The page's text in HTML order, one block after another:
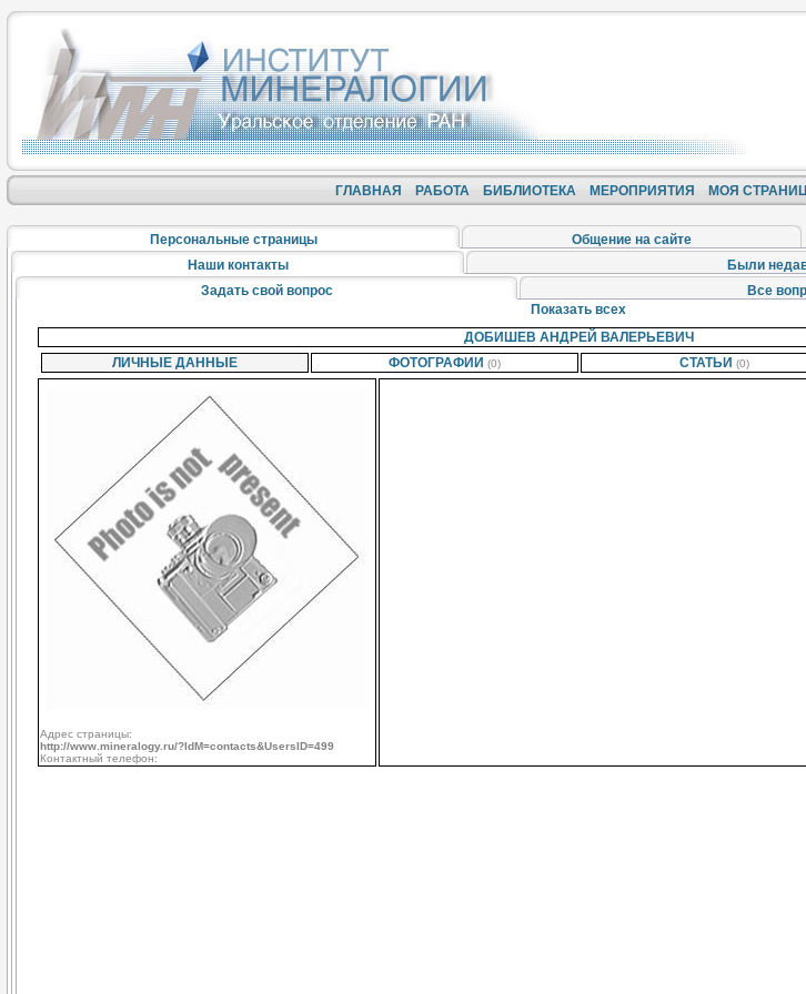
ГЛАВНАЯ РАБОТА БИБЛИОТЕКА МЕРОПРИЯТИЯ МОЯ
Персональные страницы Общение на сайте
Наши контакты
Были
Задать свой вопрос
Все
Показать всех
ДОБИШЕВ АНДРЕЙ ВАЛЕРЬЕВИЧ
ЛИЧНЫЕ ДАННЫЕ
ФОТОГРАФИИ (0) СТАТЬИ (0)
Адрес страницы:
http://www.mineralogy.ru/?IdM=contacts&UsersID=499
Контактный телефон: